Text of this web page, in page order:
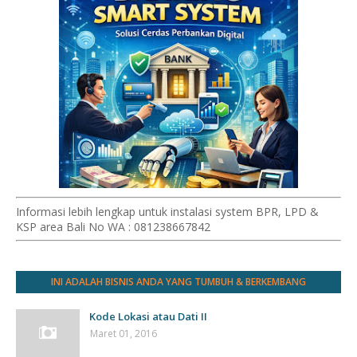
Informasi lebih lengkap untuk instalasi system BPR, LPD &
KSP area Bali No WA : 081238667842
INI ADALAH BISNIS ANDA YANG TUMBUH & BERKEMBANG
Kode Lokasi atau Dati II
Maret 01, 2016